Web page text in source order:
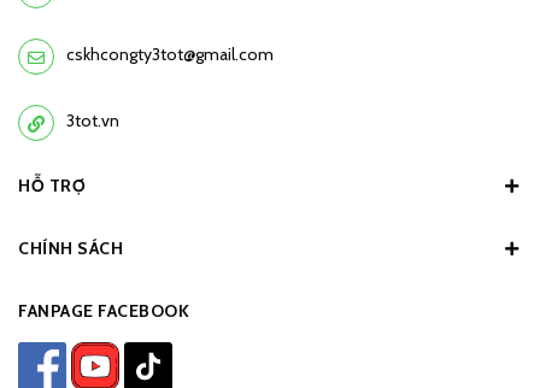
cskhcongty3tot@gmail.com
3tot.vn
HỖ TRỢ
CHÍNH SÁCH
FANPAGE FACEBOOK